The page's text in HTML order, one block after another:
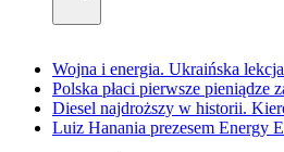
Wojna i energia. Ukraińska
Polska płaci pierwsze
Diesel najdroższy w historii.
Luiz Hanania prezesem Energy